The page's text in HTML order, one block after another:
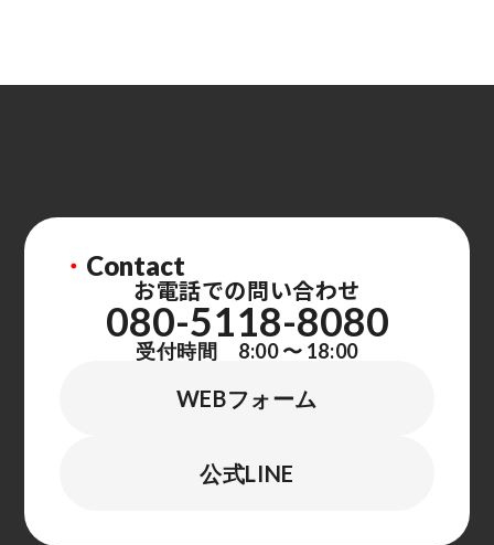
・ Contact
お電話での問い合わせ
080-5118-8080
受付時間 8:00 〜 18:00
WEBフォーム
公式LINE